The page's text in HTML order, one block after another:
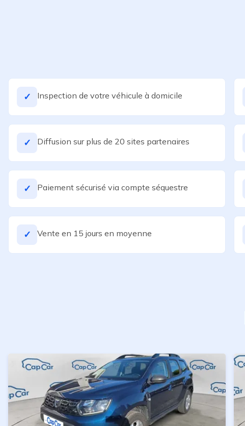
✓ Inspection de votre véhicule à domicile
✓ Diffusion sur plus de 20 sites partenaires
✓ Paiement sécurisé via compte séquestre
✓ Vente en 15 jours en moyenne